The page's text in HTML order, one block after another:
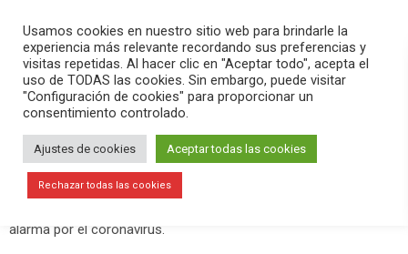
search menu pause PLAY
marzo 17, 2020
La UME llega a Elche para desinfectar
puntos estratégicos
Este martes 17 de marzo hemos hecho al mediodía ? EN
alarma por el coronavirus.
Usamos cookies en nuestro sitio web para brindarle la
experiencia más relevante recordando sus preferencias y
visitas repetidas. Al hacer clic en "Aceptar todo", acepta el
uso de TODAS las cookies. Sin embargo, puede visitar
"Configuración de cookies" para proporcionar un
consentimiento controlado.
Ajustes de cookies Aceptar todas las cookies
Rechazar todas las cookies